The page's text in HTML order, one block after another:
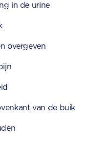
in de urine
overgeven
van de buik